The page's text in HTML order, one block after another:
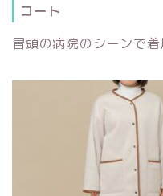
コート
冒頭の病院のシーンで着